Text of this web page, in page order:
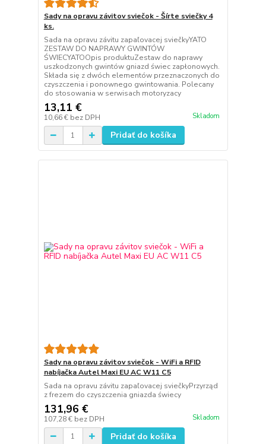
Sady na opravu závitov sviečok - Šírte sviečky 4
ks.
Sada na opravu závitu zapaľovacej sviečkyYATO
ZESTAW DO NAPRAWY GWINTÓW
ŚWIECYATOOpis produktuZestaw do naprawy
uszkodzonych gwintów gniazd świec zapłonowych.
Składa się z dwóch elementów przeznaczonych do
czyszczenia i ponownego gwintowania. Polecany
do stosowania w serwisach motoryzacy
13,11 €
10,66 € bez DPH Skladom
Pridať do košíka
Sady na opravu závitov sviečok - WiFi a RFID
nabíjačka Autel Maxi EU AC W11 C5
Sada na opravu závitu zapaľovacej sviečkyPrzyrząd
z frezem do czyszczenia gniazda świecy
131,96 €
107,28 € bez DPH Skladom
Pridať do košíka